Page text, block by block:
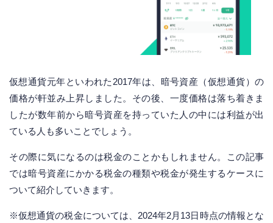
仮想通貨元年といわれた2017年は、暗号資産（仮想通貨）の
価格が軒並み上昇しました。その後、一度価格は落ち着きま
したが数年前から暗号資産を持っていた人の中には利益が出
ている人も多いことでしょう。
その際に気になるのは税金のことかもしれません。この記事
では暗号資産にかかる税金の種類や税金が発生するケースに
ついて紹介していきます。
※仮想通貨の税金については、2024年2月13日時点の情報とな